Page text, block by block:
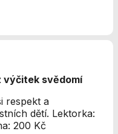
výčitek svědomí
respekt a
dětí. Lektorka:
200 Kč
cookies
cookies nám
umožňují
měření výkonu